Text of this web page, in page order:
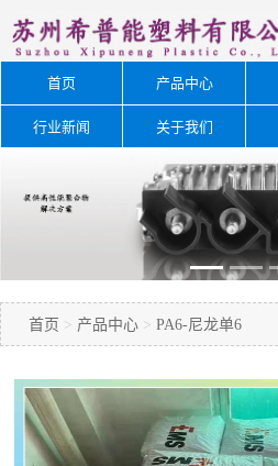
首页 产品中心
行业新闻 关于我们
首页 > 产品中心 > PA6-尼龙单6